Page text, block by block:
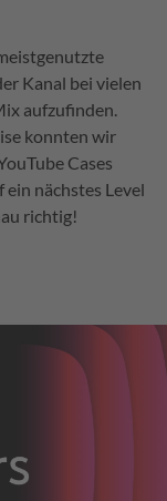
Kanal bei vielen
aufzufinden.
konnten wir
Cases
ein nächstes Level
richtig!